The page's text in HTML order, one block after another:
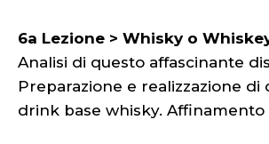
6a Lezione > Whisky o
Analisi di questo affascinante
Preparazione e realizzazione di
drink base whisky. Affinamento